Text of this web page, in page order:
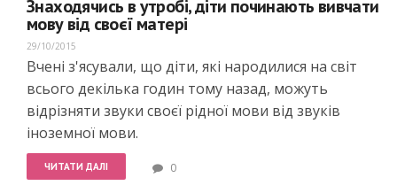
Знаходячись в утробі, діти починають вивчати
мову від своєї матері
29/10/2015
Вчені з'ясували, що діти, які народилися на світ
всього декілька годин тому назад, можуть
відрізняти звуки своєї рідної мови від звуків
іноземної мови.
ЧИТАТИ ДАЛІ 0